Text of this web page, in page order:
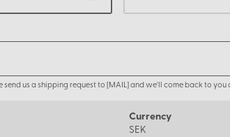
us a shipping request to [MAIL] and we'll come back to you
Currency
SEK